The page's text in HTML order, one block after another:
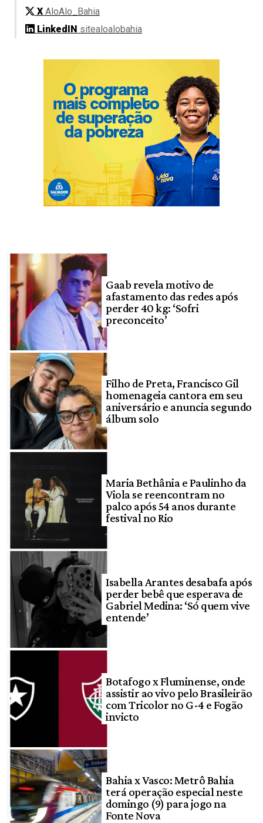
X AloAlo_Bahia
LinkedIN sitealoalobahia
Gaab revela motivo de
afastamento das redes após
perder 40 kg: ‘Sofri
preconceito’
Filho de Preta, Francisco Gil
homenageia cantora em seu
aniversário e anuncia segundo
álbum solo
Maria Bethânia e Paulinho da
Viola se reencontram no
palco após 54 anos durante
festival no Rio
Isabella Arantes desabafa após
perder bebê que esperava de
Gabriel Medina: ‘Só quem vive
entende’
Botafogo x Fluminense, onde
assistir ao vivo pelo Brasileirão
com Tricolor no G-4 e Fogão
invicto
Bahia x Vasco: Metrô Bahia
terá operação especial neste
domingo (9) para jogo na
Fonte Nova